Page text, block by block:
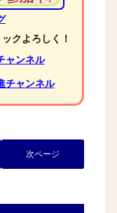
クよろしく！
ャンネル
チャンネル
次ページ